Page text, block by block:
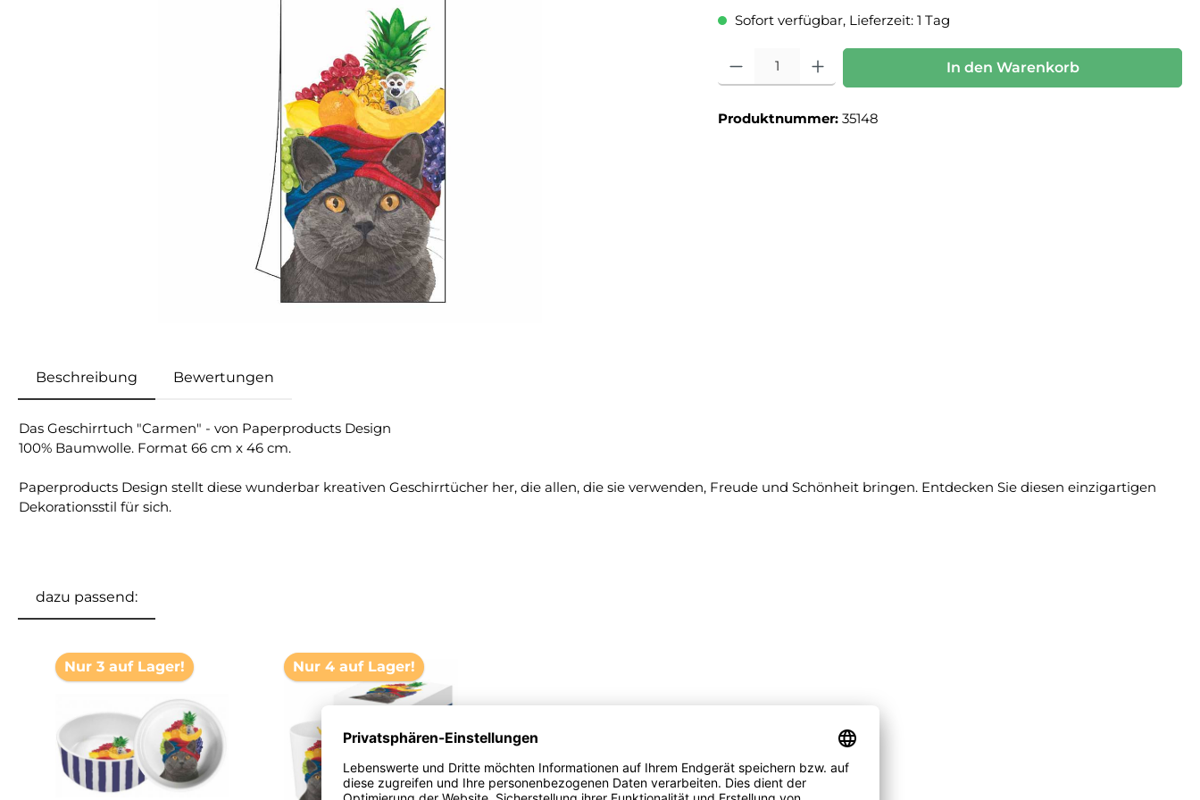
Sofort verfügbar, Lieferzeit: 1 Tag
Produkt Anzahl: Gib den gewünschten Wert ein oder benutze die Schaltflächen um die
In den Warenkorb
Produktnummer: 35148
Beschreibung Bewertungen
Das Geschirrtuch "Carmen" - von Paperproducts Design
100% Baumwolle. Format 66 cm x 46 cm.
Paperproducts Design stellt diese wunderbar kreativen Geschirrtücher her, die allen, die sie verwenden, Freude und Schönheit bringen. Entdecken Sie diesen einzigartigen
Dekorationsstil für sich.
dazu passend:
Nur 3 auf Lager!
Nur 4 auf Lager!